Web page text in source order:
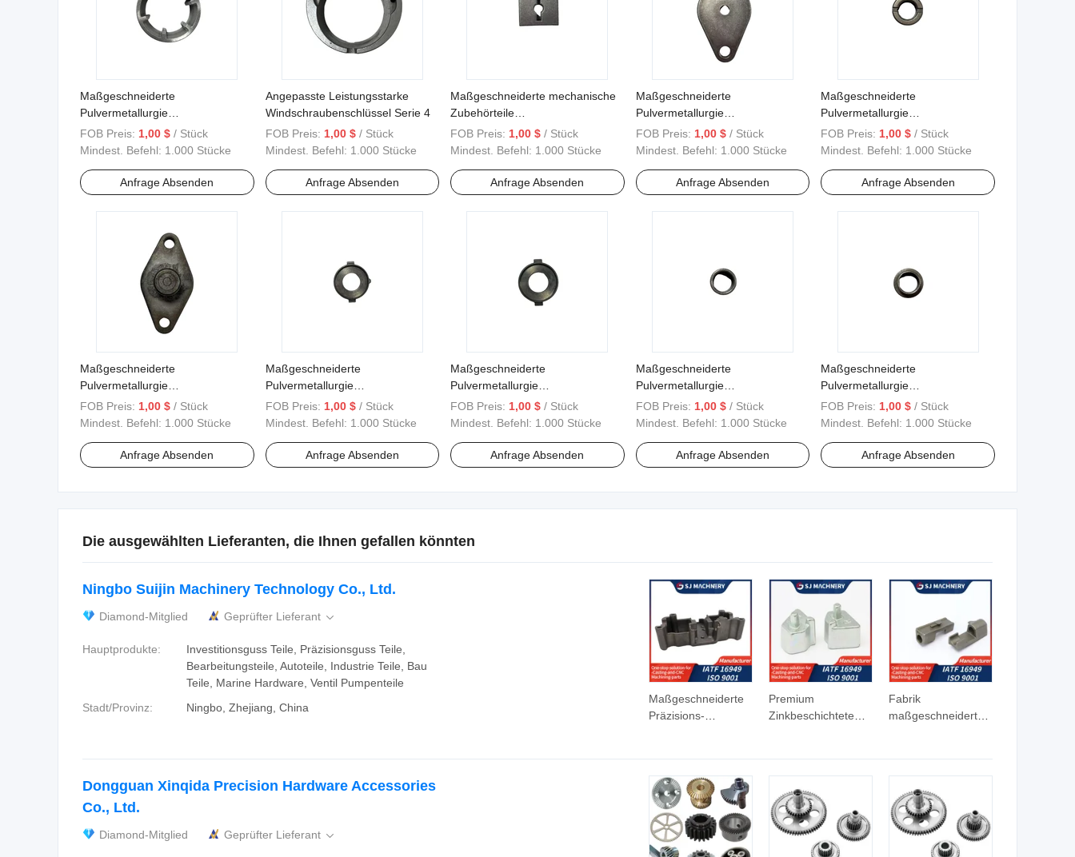
Maßgeschneiderte
Pulvermetallurgie
Baumwollpflücker Teile 3
FOB Preis: 1,00 $ / Stück
Mindest. Befehl: 1.000 Stücke
Anfrage Absenden
Angepasste Leistungsstarke
Windschraubenschlüssel Serie 4
FOB Preis: 1,00 $ / Stück
Mindest. Befehl: 1.000 Stücke
Anfrage Absenden
Maßgeschneiderte mechanische
Zubehörteile
Pulversintermetallurgie
FOB Preis: 1,00 $ / Stück
Mindest. Befehl: 1.000 Stücke
Anfrage Absenden
Maßgeschneiderte
Pulvermetallurgie
Baumwollpflücker Teile 5
FOB Preis: 1,00 $ / Stück
Mindest. Befehl: 1.000 Stücke
Anfrage Absenden
Maßgeschneiderte
Pulvermetallurgie
Baumwollpflücker Teile 10
FOB Preis: 1,00 $ / Stück
Mindest. Befehl: 1.000 Stücke
Anfrage Absenden
Maßgeschneiderte
Pulvermetallurgie
Baumwollpflücker Teile 6
FOB Preis: 1,00 $ / Stück
Mindest. Befehl: 1.000 Stücke
Anfrage Absenden
Maßgeschneiderte
Pulvermetallurgie
Baumwollpflücker Teile 8
FOB Preis: 1,00 $ / Stück
Mindest. Befehl: 1.000 Stücke
Anfrage Absenden
Maßgeschneiderte
Pulvermetallurgie
Baumwollpflücker Teile 7
FOB Preis: 1,00 $ / Stück
Mindest. Befehl: 1.000 Stücke
Anfrage Absenden
Maßgeschneiderte
Pulvermetallurgie
Baumwollpflücker Teile 9
FOB Preis: 1,00 $ / Stück
Mindest. Befehl: 1.000 Stücke
Anfrage Absenden
Maßgeschneiderte
Pulvermetallurgie
Baumwollpflücker Teile 11
FOB Preis: 1,00 $ / Stück
Mindest. Befehl: 1.000 Stücke
Anfrage Absenden
Die ausgewählten Lieferanten, die Ihnen gefallen könnten
Maßgeschneiderte
Präzisions-
aus rostfreiem
Stahllegierung,
Feinguss von
Eisenteilen mit Silica
Sol-Schwerkraftguss
Premium
Zinkbeschichtete
Fabrik
maßgeschneiderte
Ningbo Suijin Machinery Technology Co., Ltd.
Diamond-Mitglied Geprüfter Lieferant 
Hauptprodukte:
Investitionsguss Teile, Präzisionsguss Teile,
Bearbeitungsteile, Autoteile, Industrie Teile, Bau
Teile, Marine Hardware, Ventil Pumpenteile
Stadt/Provinz:
Ningbo, Zhejiang, China
Dongguan Xinqida Precision Hardware Accessories
Co., Ltd.
Diamond-Mitglied Geprüfter Lieferant 